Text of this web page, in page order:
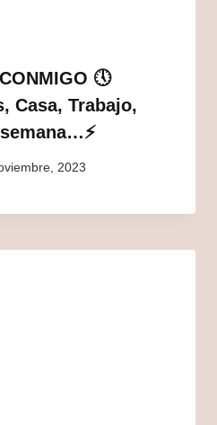
🕔
Casa, Trabajo,
2023